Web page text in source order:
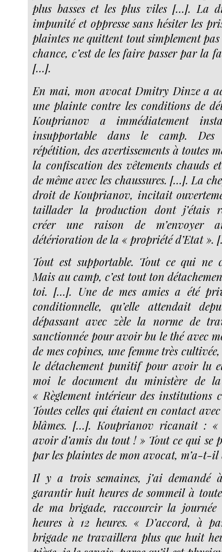
plus basses et les plus viles […]. La
impunité et oppresse sans hésiter les
plaintes ne quittent tout simplement pas
chance, c’est de les faire passer par la
[…].
En mai, mon avocat Dmitry Dinze a
une plainte contre les conditions de
Kouprianov a immédiatement
insupportable dans le camp. Des
répétition, des avertissements à toutes
la confiscation des vêtements chauds
de même avec les chaussures. […]. La
droit de Kouprianov, incitait
taillader la production dont j’étais
créer une raison de m’envoyer
détérioration de la « propriété d’Etat ».
Tout est supportable. Tout ce qui ne
Mais au camp, c’est tout ton
toi. […]. Une de mes amies a été
conditionnelle, qu’elle attendait
dépassant avec zèle la norme de
sanctionnée pour avoir bu le thé avec
de mes copines, une femme très
le détachement punitif pour avoir lu
moi le document du ministère de
« Règlement intérieur des institutions
Toutes celles qui étaient en contact
blâmes. […]. Kouprianov ricanait :
avoir d’amis du tout ! » Tout ce qui se
par les plaintes de mon avocat, m’a-t-
Il y a trois semaines, j’ai demandé
garantir huit heures de sommeil à
de ma brigade, raccourcir la
heures à 12 heures. « D’accord, à
brigade ne travaillera plus que huit